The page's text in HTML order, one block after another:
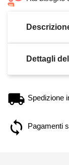
Dettagli
Spedizione
Pagamenti